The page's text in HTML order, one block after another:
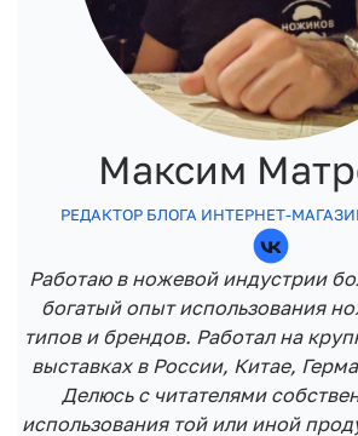
Максим
РЕДАКТОР БЛОГА ИНТЕРНЕТ-
Работаю в ножевой индустрии
богатый опыт использования
типов и брендов. Работал на
выставках в России, Китае,
Делюсь с читателями
использования той или иной